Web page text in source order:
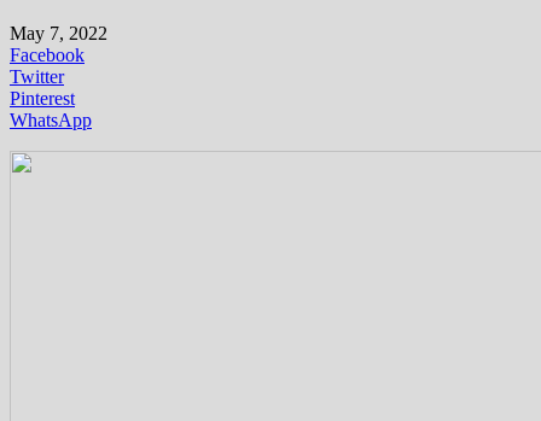
May 7, 2022
Facebook
Twitter
Pinterest
WhatsApp